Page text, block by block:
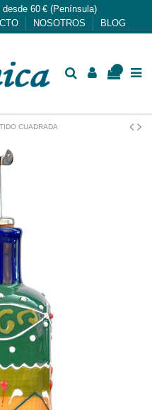
60 € (Península)
NOSOTROS BLOG
CUADRADA